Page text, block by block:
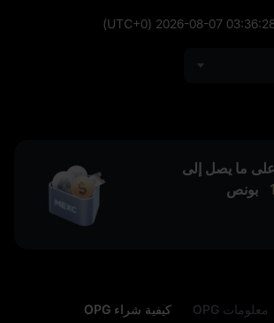
2026-08-07
(UTC+0)
ما يصل إلى
بونص
معلومات OPG كيفية شراء OPG